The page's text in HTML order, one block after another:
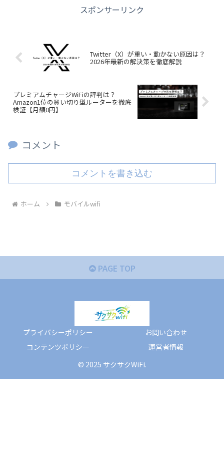
スポンサーリンク
Twitter（X）が重い・動かない原因は？
2026年最新の解決策を徹底解説
プレミアムチャージWiFiの評判は？
Amazon1位の買い切り型ルーターを徹底
検証【月額0円】
コメント
コメントを書き込む
ホーム モバイルwifi
PAGE TOP
プライバシーポリシー
お問い合わせ
コンテンツポリシー
運営者情報
© 2025 サクサクWiFi.